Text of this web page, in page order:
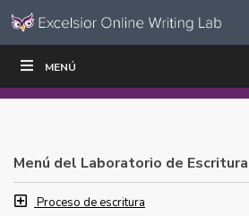
Ir al contenido
navegación
MENÚ
ESCRIBIR
Menú del Laboratorio de Escritura
Proceso de escritura